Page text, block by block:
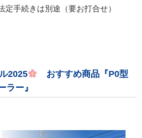
手続きは別途（要お打合せ）
2025
おすすめ商品『P0型
ラー』